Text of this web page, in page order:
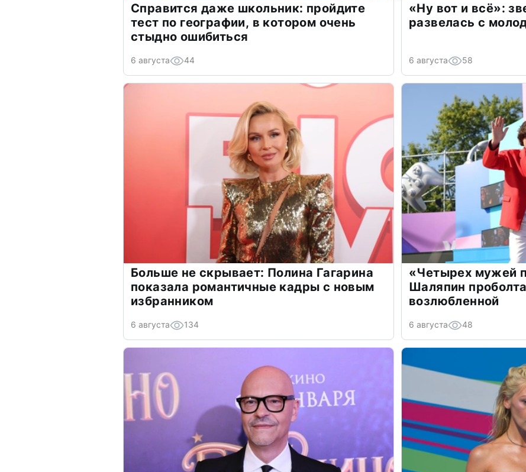
Справится даже школьник: пройдите
тест по географии, в котором очень
стыдно ошибиться
6 августа 44
«Ну вот и всё»:
развелась с
6 августа 58
Больше не скрывает: Полина Гагарина
показала романтичные кадры с новым
избранником
6 августа 134
«Четырех мужей
Шаляпин
возлюбленной
6 августа 48